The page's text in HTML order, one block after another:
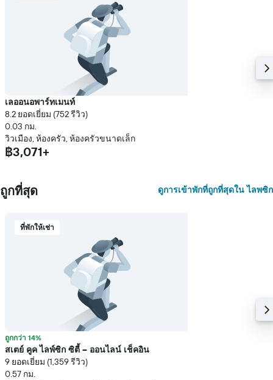
เลออนอพาร์ทเมนท์
8.2 ยอดเยี่ยม (752 รีวิว)
0.03 กม.
วิวเมือง, ห้องครัว, ห้องครัวขนาดเล็ก
฿3,071+
ถูกที่สุด ดูการเข้าพักที่ถูกที่สุดใน ไลพซิก
ที่พักให้เช่า
ถูกกว่า 14%
สเตย์ คูค ไลพ์ซิก ซิตี้ – ออนไลน์ เช็คอิน
9 ยอดเยี่ยม (1,359 รีวิว)
0.57 กม.